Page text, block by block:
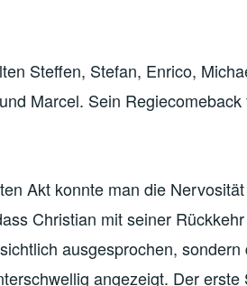
Steffen, Stefan, Enrico,
Marcel. Sein
Akt konnte man die
Christian mit seiner
ausgesprochen,
angezeigt. Der